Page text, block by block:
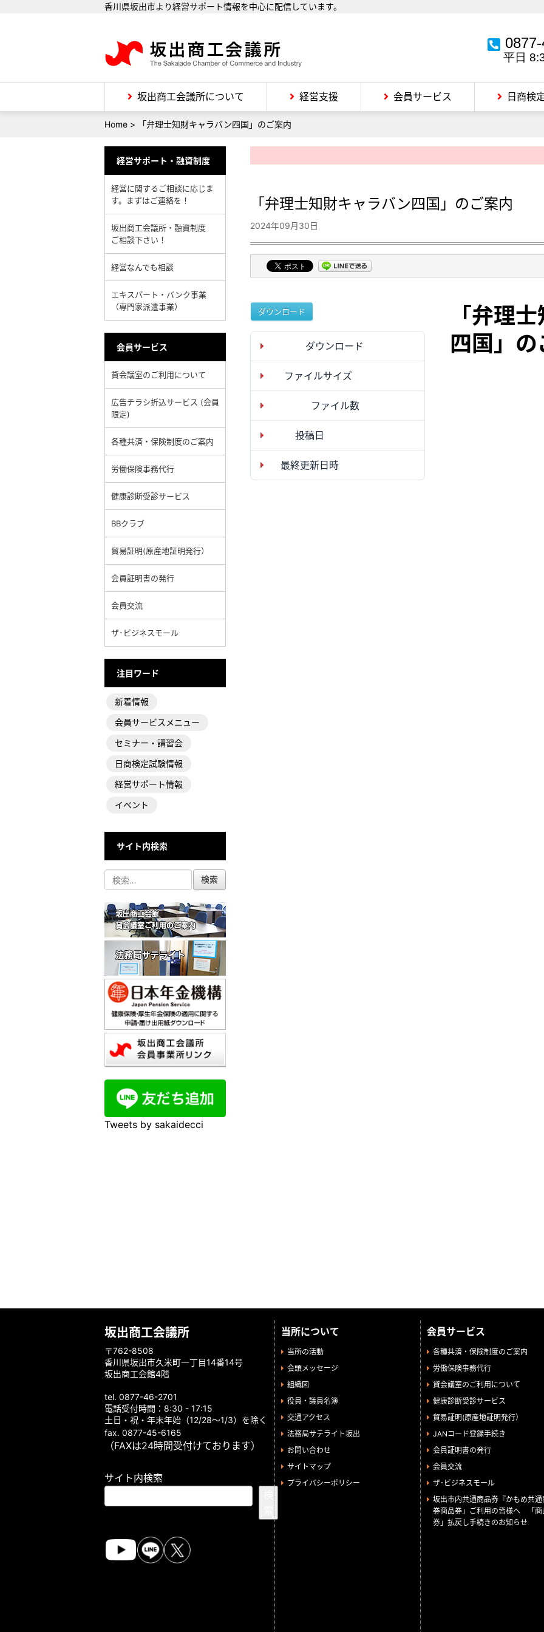
香川県坂出市より経営サポート情報を中心に配信しています。
平日
坂出商工会議所について 経営支援 会員サービス 日商検
Home > 「弁理士知財キャラバン四国」のご案内
「弁理士知財キャラバン四国」のご案内
2024年09月30日
ダウンロード
ダウンロード
ファイルサイズ
ファイル数
投稿日
最終更新日時
「弁理
四国」の
経営サポート・融資制度
経営に関するご相談に応じま
す。まずはご連絡を！
坂出商工会議所・融資制度
ご相談下さい！
経営なんでも相談
エキスパート・バンク事業
（専門家派遣事業）
会員サービス
貸会議室のご利用について
広告チラシ折込サービス (会員
限定)
各種共済・保険制度のご案内
労働保険事務代行
健康診断受診サービス
BBクラブ
貿易証明(原産地証明発行）
会員証明書の発行
会員交流
ザ･ビジネスモール
注目ワード
新着情報
会員サービスメニュー
セミナー・講習会
日商検定試験情報
経営サポート情報
イベント
サイト内検索
Tweets by sakaidecci
坂出商工会議所
〒762-8508
香川県坂出市久米町一丁目14番14号
坂出商工会館4階
tel. 0877-46-2701
電話受付時間：8:30 - 17:15
土日・祝・年末年始（12/28～1/3）を除く
fax. 0877-45-6165
（FAXは24時間受付けております）
サイト内検索
当所について
当所の活動
会頭メッセージ
組織図
役員・議員名簿
交通アクセス
法務局サテライト坂出
お問い合わせ
サイトマップ
プライバシーポリシー
会員サービス
各種共済・保険制度のご案内
労働保険事務代行
貸会議室のご利用について
健康診断受診サービス
貿易証明(原産地証明発行）
JANコード登録手続き
会員証明書の発行
会員交流
ザ･ビジネスモール
坂出市内共通商品券『かもめ共通
券商品券」ご利用の皆様へ 「商
券」払戻し手続きのお知らせ